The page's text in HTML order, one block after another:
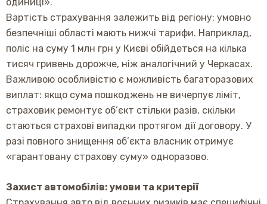
Вартість страхування залежить від регіону: умовно
безпечніші області мають нижчі тарифи. Наприклад,
поліс на суму 1 млн грн у Києві обійдеться на кілька
тисяч гривень дорожче, ніж аналогічний у Черкасах.
Важливою особливістю є можливість багаторазових
виплат: якщо сума пошкоджень не вичерпує ліміт,
страховик ремонтує об’єкт стільки разів, скільки
стаються страхові випадки протягом дії договору. У
разі повного знищення об’єкта власник отримує
«гарантовану страхову суму» одноразово.
Захист автомобілів: умови та критерії